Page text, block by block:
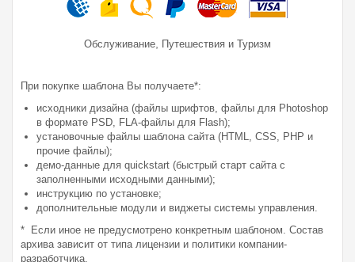
Обслуживание Путешествия и Туризм
При покупке шаблона Вы получаете*:
исходники дизайна (файлы шрифтов, файлы для Photoshop
в формате PSD, FLA-файлы для Flash);
установочные файлы шаблона сайта (HTML, CSS, PHP и
прочие файлы);
демо-данные для quickstart (быстрый старт сайта с
заполненными исходными данными);
инструкцию по установке;
дополнительные модули и виджеты системы управления.
* Если иное не предусмотрено конкретным шаблоном. Состав
архива зависит от типа лицензии и политики компании-
разработчика.